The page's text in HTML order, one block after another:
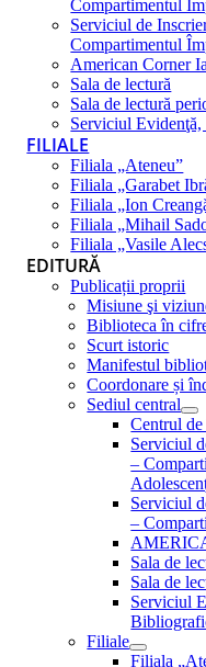
Compartimentul
Serviciul de
Compartimentul
American Corner
Sala de lectură
Sala de lectură
Serviciul
FILIALE
Filiala „Ateneu”
Filiala „Garabet
Filiala „Ion
Filiala „Mihail
Filiala „Vasile
EDITURĂ
Publicații proprii
Misiune şi
Biblioteca în
Scurt istoric
Manifestul
Coordonare și
Sediul central
Centrul
Serviciul
–
Serviciul
–
Sala de
Sala de
Serviciul
Filiale
Filiala